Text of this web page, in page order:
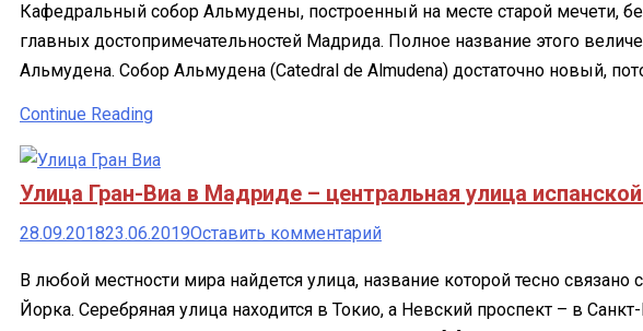
МадридаАльмудена
–
великолепный
Кафедральный собор Альмудены, построенный на месте старой мечети,
главных достопримечательностей Мадрида. Полное название этого
Альмудена. Собор Альмудена (Catedral de Almudena) достаточно новый,
Continue Reading
Улица Гран-Виа в Мадриде – центральная улица
28.09.201823.06.2019Оставить комментарийк
Гран-
Виа
В любой местности мира найдется улица, название которой тесно
Йорка. Серебряная улица находится в Токио, а Невский проспект – в